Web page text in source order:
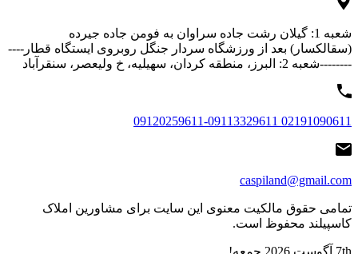
شعبه 1: گیلان رشت جاده سراوان به فومن جاده جیرده
(سقالکسار) بعد از ورزشگاه سردار جنگل روبروی ایستگاه قطار----
--------شعبه 2: البرز، منطقه کردان، سهیلیه، خ ولیعصر، سنقرآباد
02191090611 09120259611-09113329611
caspiland@gmail.com
تمامی حقوق مالکیت معنوی این ‌سایت برای مشاورین املاک
کاسپیلند محفوظ است.